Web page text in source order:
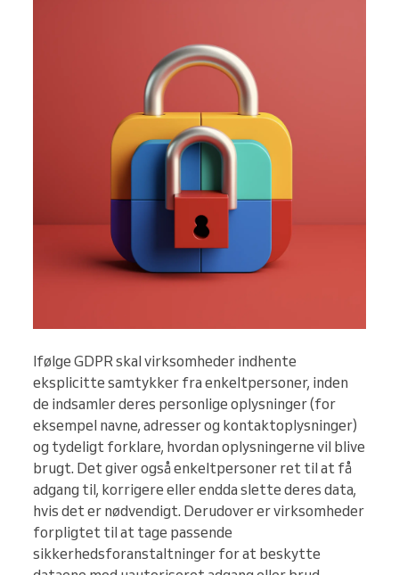
Ifølge GDPR skal virksomheder indhente
eksplicitte samtykker fra enkeltpersoner, inden
de indsamler deres personlige oplysninger (for
eksempel navne, adresser og kontaktoplysninger)
og tydeligt forklare, hvordan oplysningerne vil blive
brugt. Det giver også enkeltpersoner ret til at få
adgang til, korrigere eller endda slette deres data,
hvis det er nødvendigt. Derudover er virksomheder
forpligtet til at tage passende
sikkerhedsforanstaltninger for at beskytte